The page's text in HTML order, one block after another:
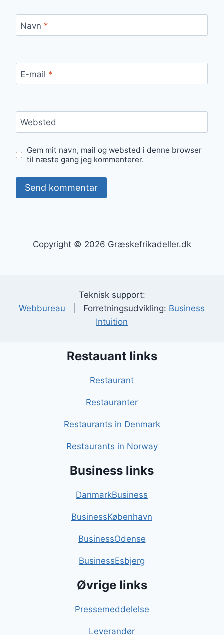
Navn *
E-mail *
Websted
Gem mit navn, mail og websted i denne browser
til næste gang jeg kommenterer.
Copyright © 2026 Græskefrikadeller.dk
Teknisk support:
Webbureau | Forretningsudvikling: Business
Intuition
Restauant links
Restaurant
Restauranter
Restaurants in Denmark
Restaurants in Norway
Business links
DanmarkBusiness
BusinessKøbenhavn
BusinessOdense
BusinessEsbjerg
Øvrige links
Pressemeddelelse
Leverandør